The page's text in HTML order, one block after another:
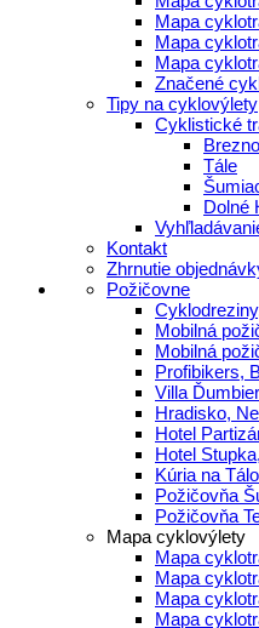
Mapa
Mapa
Mapa
Značené
Tipy na cyklovýlety
Cyklistické
Brezno
Tále
Dolné
Kontakt
Zhrnutie
Požičovne
Mobilná
Mobilná
Profibikers,
Villa
Hradisko,
Hotel
Hotel
Kúria na
Požičovňa
Požičovňa
Mapa cyklovýlety
Mapa
Mapa
Mapa
Mapa